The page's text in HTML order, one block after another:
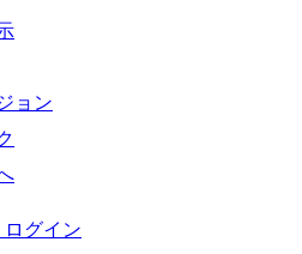
ョン
ログイン